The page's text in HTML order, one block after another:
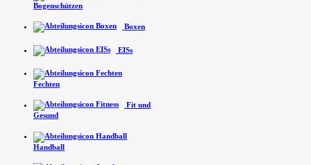
Bogenschützen
Boxen
EISs
Fechten
Fit und
Gesund
Handball